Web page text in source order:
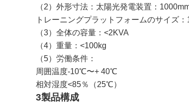
（2）外形寸法：太陽光発電装置：
トレーニングプラットフォームのサイズ
（3）全体の容量：<2KVA
（4）重量：<100kg
（5）労働条件：
周囲温度-10℃〜+ 40℃
相対湿度<85％（25℃）
3製品構成